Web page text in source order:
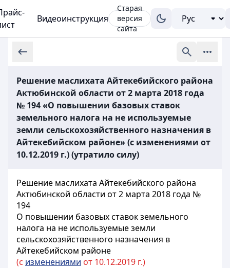
Видеоинструкция
Старая
версия
сайта
Решение маслихата Айтекебийского района
Актюбинской области от 2 марта 2018 года
№ 194 «О повышении базовых ставок
земельного налога на не используемые
земли сельскохозяйственного назначения в
Айтекебийском районе» (с изменениями от
10.12.2019 г.) (утратило силу)
Решение маслихата Айтекебийского района
Актюбинской области от 2 марта 2018 года №
194
О повышении базовых ставок земельного
налога на не используемые земли
сельскохозяйственного назначения в
Айтекебийском районе
(с изменениями от 10.12.2019 г.)